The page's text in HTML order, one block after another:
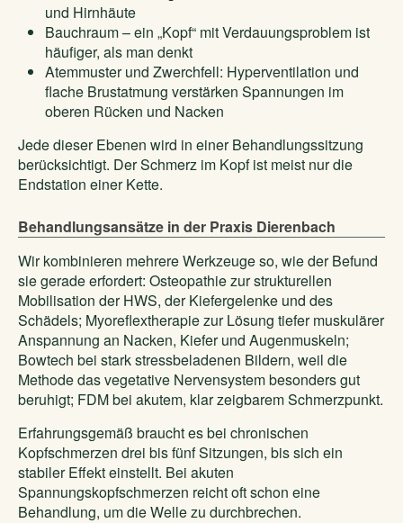
und Hirnhäute
Bauchraum – ein „Kopf“ mit Verdauungsproblem ist
häufiger, als man denkt
Atemmuster und Zwerchfell: Hyperventilation und
flache Brustatmung verstärken Spannungen im
oberen Rücken und Nacken
Jede dieser Ebenen wird in einer Behandlungssitzung
berücksichtigt. Der Schmerz im Kopf ist meist nur die
Endstation einer Kette.
Behandlungsansätze in der Praxis Dierenbach
Wir kombinieren mehrere Werkzeuge so, wie der Befund
sie gerade erfordert: Osteopathie zur strukturellen
Mobilisation der HWS, der Kiefergelenke und des
Schädels; Myoreflextherapie zur Lösung tiefer muskulärer
Anspannung an Nacken, Kiefer und Augenmuskeln;
Bowtech bei stark stressbeladenen Bildern, weil die
Methode das vegetative Nervensystem besonders gut
beruhigt; FDM bei akutem, klar zeigbarem Schmerzpunkt.
Erfahrungsgemäß braucht es bei chronischen
Kopfschmerzen drei bis fünf Sitzungen, bis sich ein
stabiler Effekt einstellt. Bei akuten
Spannungskopfschmerzen reicht oft schon eine
Behandlung, um die Welle zu durchbrechen.